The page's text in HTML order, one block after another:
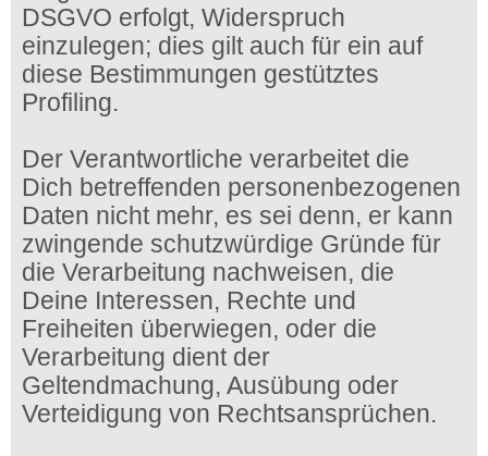
DSGVO erfolgt, Widerspruch
einzulegen; dies gilt auch für ein auf
diese Bestimmungen gestütztes
Profiling.
Der Verantwortliche verarbeitet die
Dich betreffenden personenbezogenen
Daten nicht mehr, es sei denn, er kann
zwingende schutzwürdige Gründe für
die Verarbeitung nachweisen, die
Deine Interessen, Rechte und
Freiheiten überwiegen, oder die
Verarbeitung dient der
Geltendmachung, Ausübung oder
Verteidigung von Rechtsansprüchen.